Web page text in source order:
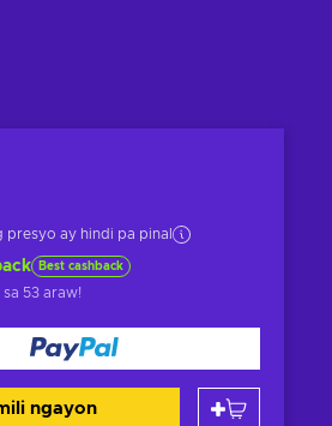
presyo ay hindi pa pinal
Best cashback
sa 53 araw!
ngayon